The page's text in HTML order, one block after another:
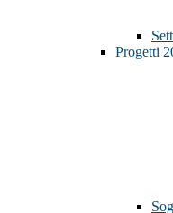
Progetti